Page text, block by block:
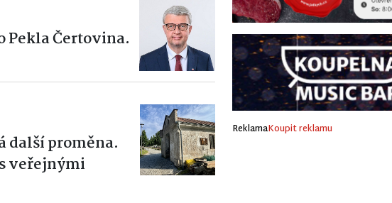
Čertovina.
další proměna.
veřejnými
ReklamaKoupit reklamu